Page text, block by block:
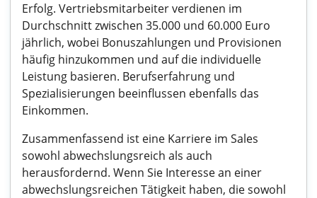
Erfolg. Vertriebsmitarbeiter verdienen im
Durchschnitt zwischen 35.000 und 60.000 Euro
jährlich, wobei Bonuszahlungen und Provisionen
häufig hinzukommen und auf die individuelle
Leistung basieren. Berufserfahrung und
Spezialisierungen beeinflussen ebenfalls das
Einkommen.
Zusammenfassend ist eine Karriere im Sales
sowohl abwechslungsreich als auch
herausfordernd. Wenn Sie Interesse an einer
abwechslungsreichen Tätigkeit haben, die sowohl